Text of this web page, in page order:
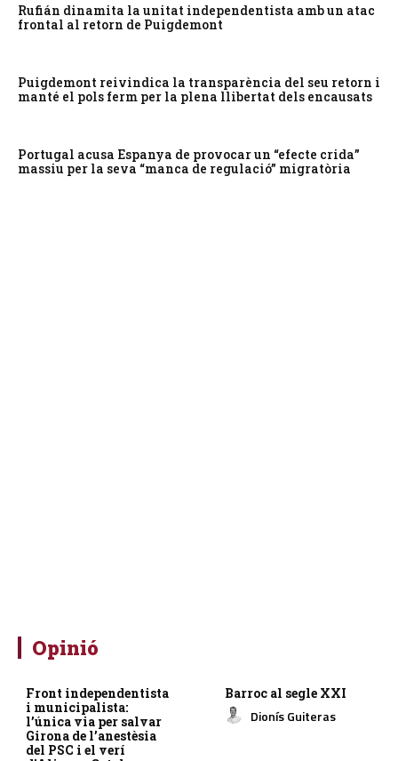
Rufián dinamita la unitat independentista amb un atac
frontal al retorn de Puigdemont
Puigdemont reivindica la transparència del seu retorn i
manté el pols ferm per la plena llibertat dels encausats
Portugal acusa Espanya de provocar un “efecte crida”
massiu per la seva “manca de regulació” migratòria
Opinió
Front independentista
i municipalista:
l’única via per salvar
Girona de l’anestèsia
del PSC i el verí
Barroc al segle XXI
Dionís Guiteras